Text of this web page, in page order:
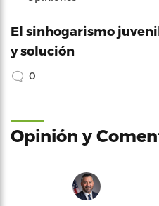
El sinhogarismo
y solución
0
Opinión y